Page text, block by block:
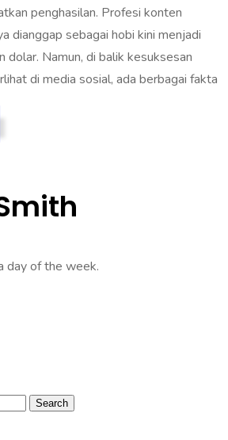
penghasilan. Profesi konten
dianggap sebagai hobi kini menjadi
dolar. Namun, di balik kesuksesan
di media sosial, ada berbagai fakta
day of the week.
Search